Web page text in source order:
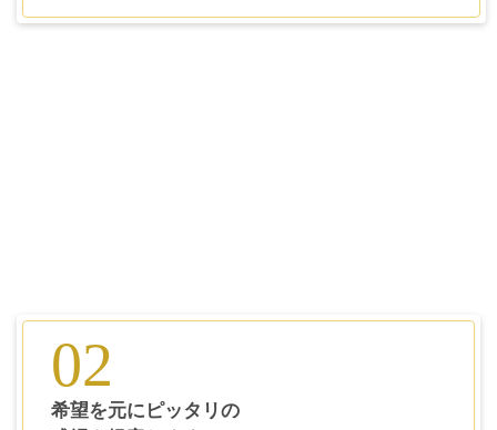
02
希望を元にピッタリの